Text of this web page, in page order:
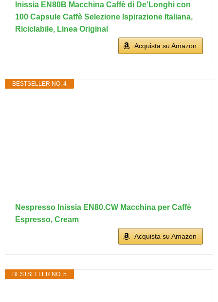
Inissia EN80B Macchina Caffè di De’Longhi con
100 Capsule Caffè Selezione Ispirazione Italiana,
Riciclabile, Linea Original
Acquista su Amazon
BESTSELLER NO. 4
Nespresso Inissia EN80.CW Macchina per Caffè
Espresso, Cream
Acquista su Amazon
BESTSELLER NO. 5